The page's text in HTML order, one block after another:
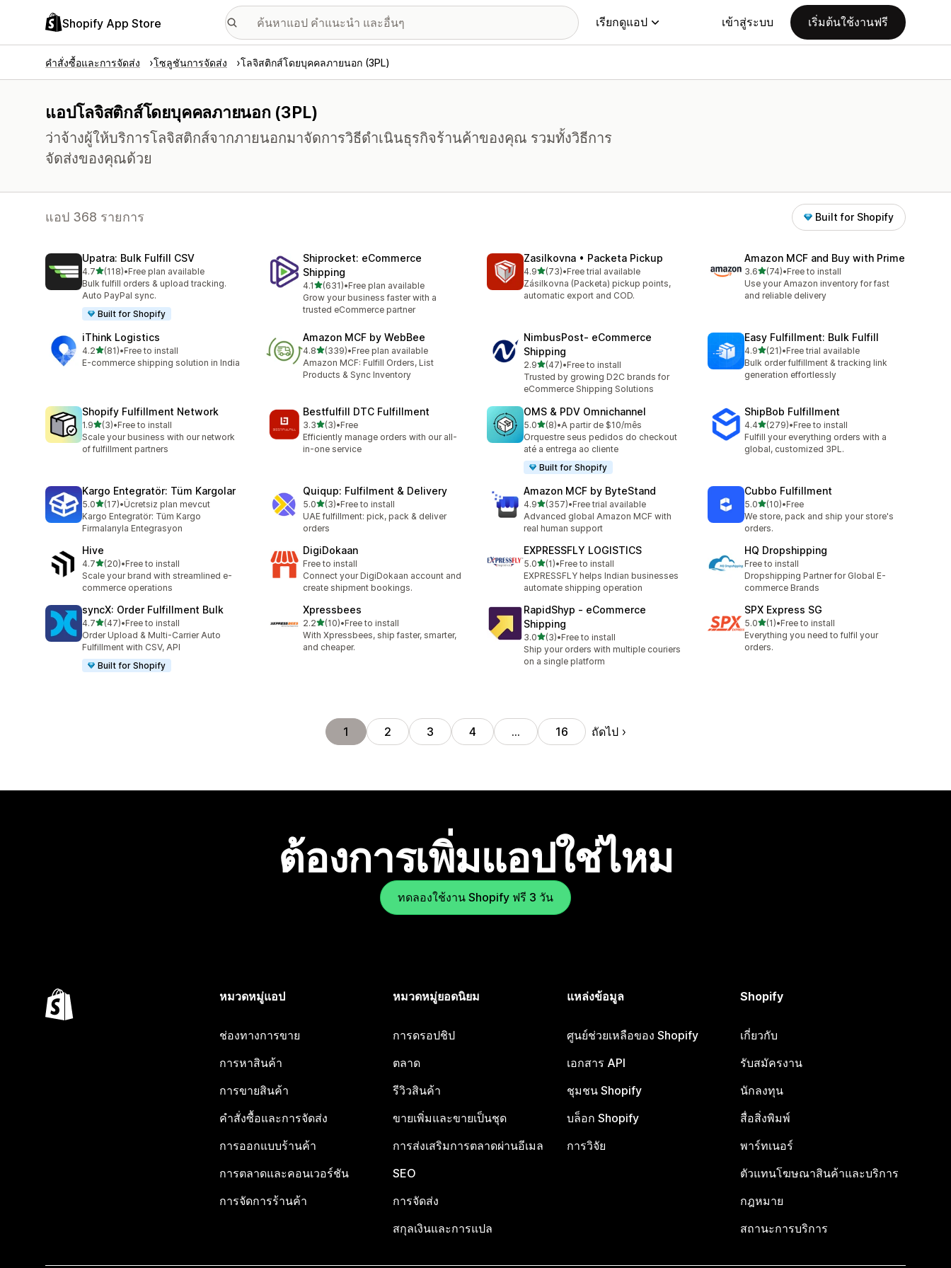
Shopify App Store เรียกดูแอป เข้าสู่ระบบ เริ่มต้นใช้งานฟรี
คำสั่งซื้อและการจัดส่ง โซลูชันการจัดส่ง โลจิสติกส์โดยบุคคลภายนอก (3PL)
แอปโลจิสติกส์โดยบุคคลภายนอก (3PL)
ว่าจ้างผู้ให้บริการโลจิสติกส์จากภายนอกมาจัดการวิธีดำเนินธุรกิจร้านค้าของคุณ รวมทั้งวิธีการ
จัดส่งของคุณด้วย
แอป 368 รายการ Built for Shopify
Upatra: Bulk Fulfill CSV
4.7เต็ม 5 ดาว
(118)
ทั้งหมด 118 รีวิว
•Free plan available
Bulk fulfill orders & upload tracking.
Auto PayPal sync.
Built for Shopify
Shiprocket: eCommerce
Shipping
4.1เต็ม 5 ดาว
(631)
ทั้งหมด 631 รีวิว
•Free plan available
Grow your business faster with a
trusted eCommerce partner
Zasilkovna • Packeta Pickup
4.9เต็ม 5 ดาว
(73)
ทั้งหมด 73 รีวิว
•Free trial available
Zásilkovna (Packeta) pickup points,
automatic export and COD.
Amazon MCF and Buy with Prime
3.6เต็ม 5 ดาว
(74)
ทั้งหมด 74 รีวิว
•Free to install
Use your Amazon inventory for fast
and reliable delivery
iThink Logistics
4.2เต็ม 5 ดาว
(81)
ทั้งหมด 81 รีวิว
•Free to install
E-commerce shipping solution in India
Amazon MCF by WebBee
4.8เต็ม 5 ดาว
(339)
ทั้งหมด 339 รีวิว
•Free plan available
Amazon MCF: Fulfill Orders, List
Products & Sync Inventory
NimbusPost‑ eCommerce
Shipping
2.9เต็ม 5 ดาว
(47)
ทั้งหมด 47 รีวิว
•Free to install
Trusted by growing D2C brands for
eCommerce Shipping Solutions
Easy Fulfillment: Bulk Fulfill
4.9เต็ม 5 ดาว
(21)
ทั้งหมด 21 รีวิว
•Free trial available
Bulk order fulfillment & tracking link
generation effortlessly
Shopify Fulfillment Network
1.9เต็ม 5 ดาว
(3)
ทั้งหมด 3 รีวิว
•Free to install
Scale your business with our network
of fulfillment partners
Bestfulfill DTC Fulfillment
3.3เต็ม 5 ดาว
(3)
ทั้งหมด 3 รีวิว
•Free
Efficiently manage orders with our all-
in-one service
OMS & PDV Omnichannel
5.0เต็ม 5 ดาว
(8)
ทั้งหมด 8 รีวิว
•A partir de $10/mês
Orquestre seus pedidos do checkout
até a entrega ao cliente
Built for Shopify
ShipBob Fulfillment
4.4เต็ม 5 ดาว
(279)
ทั้งหมด 279 รีวิว
•Free to install
Fulfill your everything orders with a
global, customized 3PL.
Kargo Entegratör: Tüm Kargolar
5.0เต็ม 5 ดาว
(17)
ทั้งหมด 17 รีวิว
•Ücretsiz plan mevcut
Kargo Entegratör: Tüm Kargo
Firmalarıyla Entegrasyon
Quiqup: Fulfilment & Delivery
5.0เต็ม 5 ดาว
(3)
ทั้งหมด 3 รีวิว
•Free to install
UAE fulfillment: pick, pack & deliver
orders
Amazon MCF by ByteStand
4.9เต็ม 5 ดาว
(357)
ทั้งหมด 357 รีวิว
•Free trial available
Advanced global Amazon MCF with
real human support
Cubbo Fulfillment
5.0เต็ม 5 ดาว
(10)
ทั้งหมด 10 รีวิว
•Free
We store, pack and ship your store's
orders.
Hive
4.7เต็ม 5 ดาว
(20)
ทั้งหมด 20 รีวิว
•Free to install
Scale your brand with streamlined e-
commerce operations
DigiDokaan
Free to install
Connect your DigiDokaan account and
create shipment bookings.
EXPRESSFLY LOGISTICS
5.0เต็ม 5 ดาว
(1)
ทั้งหมด 1 รีวิว
•Free to install
EXPRESSFLY helps Indian businesses
automate shipping operation
HQ Dropshipping
Free to install
Dropshipping Partner for Global E-
commerce Brands
syncX: Order Fulfillment Bulk
4.7เต็ม 5 ดาว
(47)
ทั้งหมด 47 รีวิว
•Free to install
Order Upload & Multi-Carrier Auto
Fulfillment with CSV, API
Built for Shopify
Xpressbees
2.2เต็ม 5 ดาว
(10)
ทั้งหมด 10 รีวิว
•Free to install
With Xpressbees, ship faster, smarter,
and cheaper.
RapidShyp ‑ eCommerce
Shipping
3.0เต็ม 5 ดาว
(3)
ทั้งหมด 3 รีวิว
•Free to install
Ship your orders with multiple couriers
on a single platform
SPX Express SG
5.0เต็ม 5 ดาว
(1)
ทั้งหมด 1 รีวิว
•Free to install
Everything you need to fulfil your
orders.
1 2 3 4 … 16 ถัดไป
ต้องการเพิ่มแอปใช่ไหม
ทดลองใช้งาน Shopify ฟรี 3 วัน
หมวดหมู่แอป
ช่องทางการขาย
การหาสินค้า
การขายสินค้า
คำสั่งซื้อและการจัดส่ง
การออกแบบร้านค้า
การตลาดและคอนเวอร์ชัน
การจัดการร้านค้า
หมวดหมู่ยอดนิยม
การดรอปชิป
ตลาด
รีวิวสินค้า
ขายเพิ่มและขายเป็นชุด
การส่งเสริมการตลาดผ่านอีเมล
SEO
การจัดส่ง
สกุลเงินและการแปล
แหล่งข้อมูล
ศูนย์ช่วยเหลือของ Shopify
เอกสาร API
ชุมชน Shopify
บล็อก Shopify
การวิจัย
Shopify
เกี่ยวกับ
รับสมัครงาน
นักลงทุน
สื่อสิ่งพิมพ์
พาร์ทเนอร์
ตัวแทนโฆษณาสินค้าและบริการ
กฎหมาย
สถานะการบริการ